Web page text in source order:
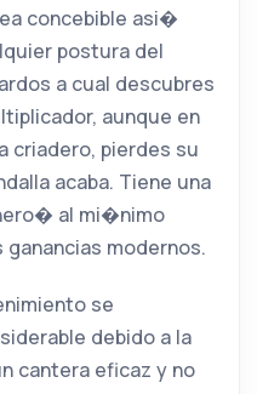
concebible asi�
postura del
a cual descubres
aunque en
criadero, pierdes su
acaba. Tiene una
al mi�nimo
modernos.
se
debido a la
cantera eficaz y no